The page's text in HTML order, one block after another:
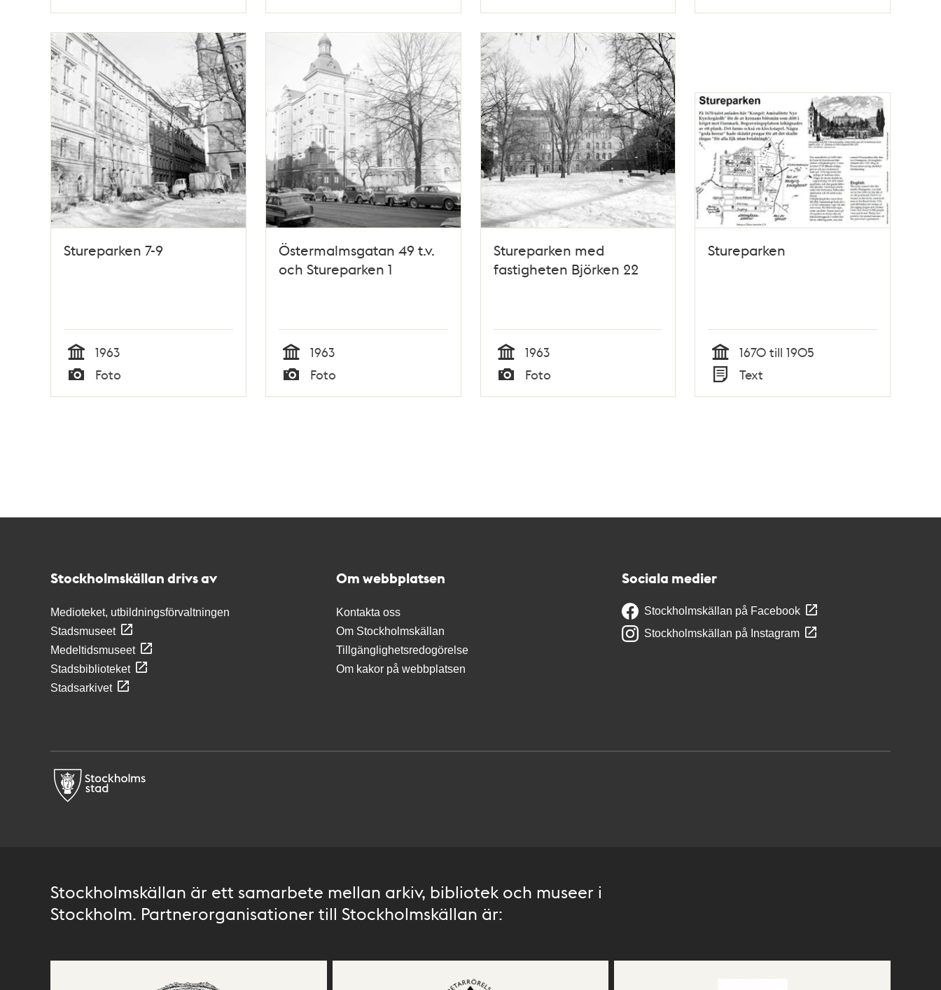
Typ Typ Typ Typ
Stureparken 7-9
Tid
1963
Typ
Foto
Östermalmsgatan 49 t.v.
och Stureparken 1
Tid
1963
Typ
Foto
Stureparken med
fastigheten Björken 22
Tid
1963
Typ
Foto
Stureparken
Tid
1670 till 1905
Typ
Text
Stockholmskällan drivs av
Medioteket, utbildningsförvaltningen
Stadsmuseet
Medeltidsmuseet
Stadsbiblioteket
Stadsarkivet
Om webbplatsen
Kontakta oss
Om Stockholmskällan
Tillgänglighetsredogörelse
Om kakor på webbplatsen
Sociala medier
Stockholmskällan på Facebook
Stockholmskällan på Instagram
Stockholmskällan är ett samarbete mellan arkiv, bibliotek och museer i
Stockholm. Partnerorganisationer till Stockholmskällan är: